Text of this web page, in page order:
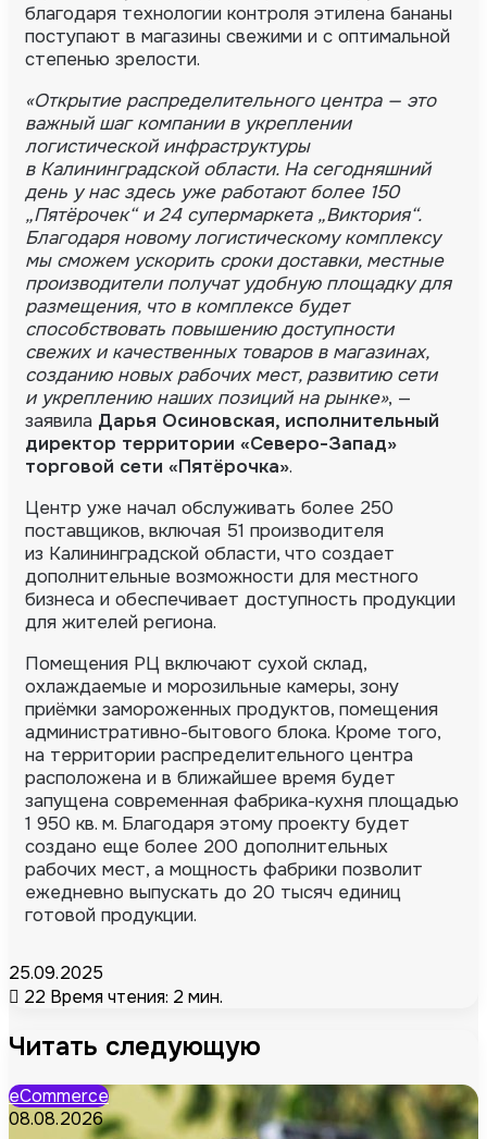
благодаря технологии контроля этилена бананы
поступают в магазины свежими и с оптимальной
степенью зрелости.
«Открытие распределительного центра — это
важный шаг компании в укреплении
логистической инфраструктуры
в Калининградской области. На сегодняшний
день у нас здесь уже работают более 150
„Пятёрочек“ и 24 супермаркета „Виктория“.
Благодаря новому логистическому комплексу
мы сможем ускорить сроки доставки, местные
производители получат удобную площадку для
размещения, что в комплексе будет
способствовать повышению доступности
свежих и качественных товаров в магазинах,
созданию новых рабочих мест, развитию сети
и укреплению наших позиций на рынке», —
заявила Дарья Осиновская, исполнительный
директор территории «Северо-Запад»
торговой сети «Пятёрочка».
Центр уже начал обслуживать более 250
поставщиков, включая 51 производителя
из Калининградской области, что создает
дополнительные возможности для местного
бизнеса и обеспечивает доступность продукции
для жителей региона.
Помещения РЦ включают сухой склад,
охлаждаемые и морозильные камеры, зону
приёмки замороженных продуктов, помещения
административно-бытового блока. Кроме того,
на территории распределительного центра
расположена и в ближайшее время будет
запущена современная фабрика-кухня площадью
1 950 кв. м. Благодаря этому проекту будет
создано еще более 200 дополнительных
рабочих мест, а мощность фабрики позволит
ежедневно выпускать до 20 тысяч единиц
готовой продукции.
25.09.2025
22 Время чтения: 2 мин.
Читать следующую
eCommerce
08.08.2026